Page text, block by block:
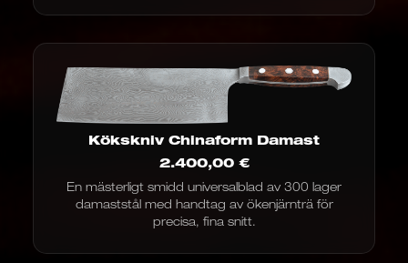
Kökskniv Chinaform Damast
2.400,00 €
En mästerligt smidd universalblad av 300 lager
damaststål med handtag av ökenjärnträ för
precisa, fina snitt.